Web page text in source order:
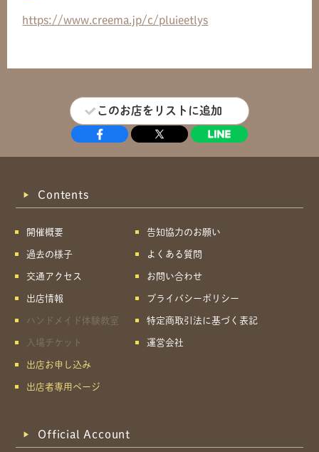
https://www.creema.jp/c/pluieetlys
このお店をリストに追加
Contents
開催概要
過去の様子
交通アクセス
出店情報
ハンドメイド体験教室
入場チケット
出店お申し込み
出店者専用ページ
告知協力のお願い
よくある質問
お問い合わせ
プライバシーポリシー
特定商取引法に基づく表記
運営会社
Official Account